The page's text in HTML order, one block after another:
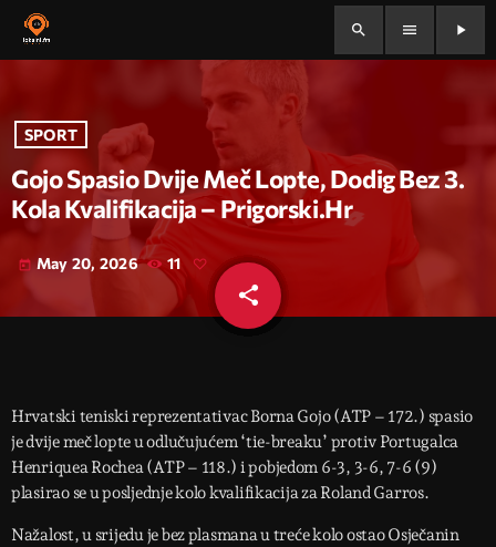
search menu play_arrow
SPORT
Gojo Spasio Dvije Meč Lopte, Dodig Bez 3.
Kola Kvalifikacija – Prigorski.hr
today May 20, 2026 11
share
email
Hrvatski teniski reprezentativac Borna Gojo (ATP – 172.) spasio
je dvije meč lopte u odlučujućem ‘tie-breaku’ ​​protiv Portugalca
Henriquea Rochea (ATP – 118.) i pobjedom 6-3, 3-6, 7-6 (9)
plasirao se u posljednje kolo kvalifikacija za Roland Garros.
Nažalost, u srijedu je bez plasmana u treće kolo ostao Osječanin